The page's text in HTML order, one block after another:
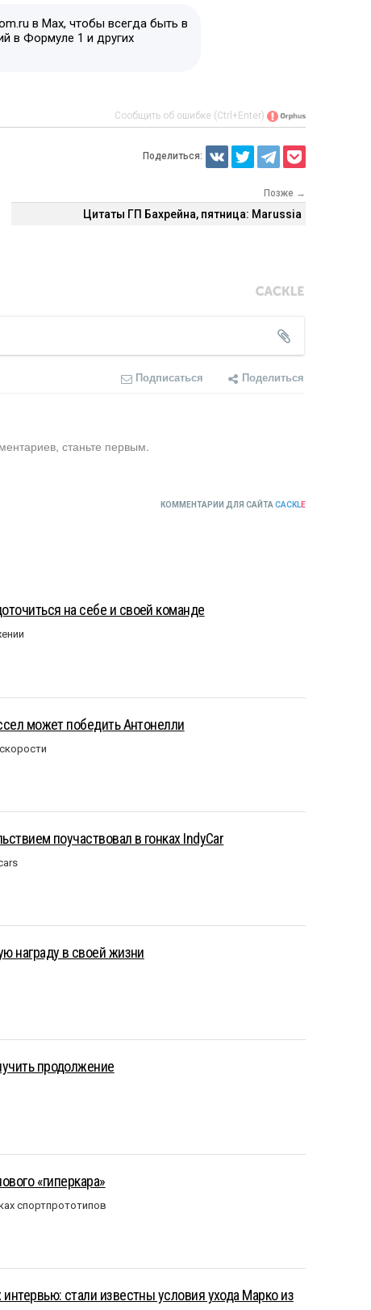
в Max, чтобы всегда быть в
в Формуле 1 и других
Сообщить об ошибке (Ctrl+Enter)
Поделиться:
Позже →
Цитаты ГП Бахрейна, пятница: Marussia
Подписаться Поделиться
станьте первым.
КОММЕНТАРИИ ДЛЯ САЙТАCACKLE
на себе и своей команде
может победить Антонелли
поучаствовал в гонках IndyCar
награду в своей жизни
продолжение
«гиперкара»
спортпрототипов
стали известны условия ухода Марко из